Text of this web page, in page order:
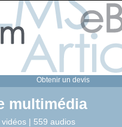
Obtenir un devis
multimédia
| 559 audios